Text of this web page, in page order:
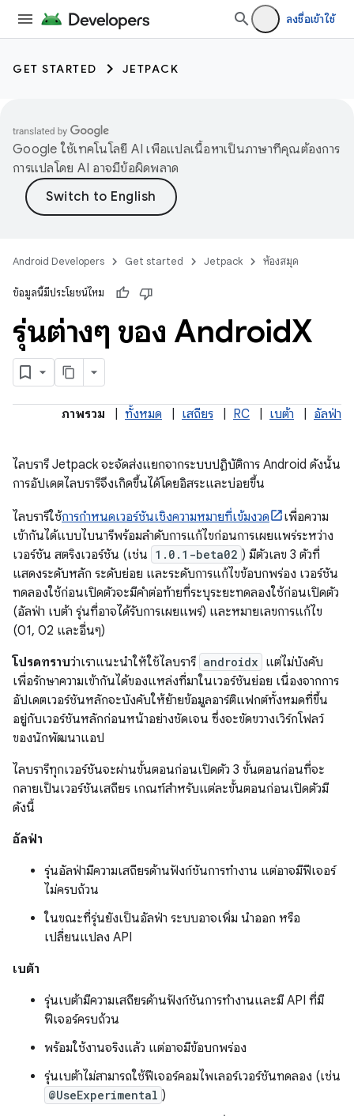
ลงชื่อเข้าใช้
GET STARTED JETPACK
Google ใช้เทคโนโลยี AI เพื่อแปลเนื้อหาเป็นภาษาที่คุณต้องการ
การแปลโดย AI อาจมีข้อผิดพลาด
Android Developers Get started Jetpack ห้องสมุด
ข้อมูลนี้มีประโยชน์ไหม
รุ่นต่างๆ ของ AndroidX
ภาพรวม ทั้งหมด เสถียร RC เบต้า อัลฟ่า
ไลบรารี Jetpack จะจัดส่งแยกจากระบบปฏิบัติการ Android ดังนั้น
การอัปเดตไลบรารีจึงเกิดขึ้นได้โดยอิสระและบ่อยขึ้น
ไลบรารีใช้การกำหนดเวอร์ชันเชิงความหมายที่เข้มงวด
เพื่อความ
เข้ากันได้แบบไบนารีพร้อมลำดับการแก้ไขก่อนการเผยแพร่ระหว่าง
เวอร์ชัน สตริงเวอร์ชัน (เช่น 1.0.1-beta02 ) มีตัวเลข 3 ตัวที่
แสดงระดับหลัก ระดับย่อย และระดับการแก้ไขข้อบกพร่อง เวอร์ชัน
ทดลองใช้ก่อนเปิดตัวจะมีคำต่อท้ายที่ระบุระยะทดลองใช้ก่อนเปิดตัว
(อัลฟ่า เบต้า รุ่นที่อาจได้รับการเผยแพร่) และหมายเลขการแก้ไข
(01, 02 และอื่นๆ)
โปรดทราบว่าเราแนะนำให้ใช้ไลบรารี androidx แต่ไม่บังคับ
เพื่อรักษาความเข้ากันได้ของแหล่งที่มาในเวอร์ชันย่อย เนื่องจากการ
อัปเดตเวอร์ชันหลักจะบังคับให้ย้ายข้อมูลอาร์ติแฟกต์ทั้งหมดที่ขึ้น
อยู่กับเวอร์ชันหลักก่อนหน้าอย่างชัดเจน ซึ่งจะขัดขวางเวิร์กโฟลว์
ของนักพัฒนาแอป
ไลบรารีทุกเวอร์ชันจะผ่านขั้นตอนก่อนเปิดตัว 3 ขั้นตอนก่อนที่จะ
กลายเป็นเวอร์ชันเสถียร เกณฑ์สำหรับแต่ละขั้นตอนก่อนเปิดตัวมี
ดังนี้
อัลฟ่า
รุ่นอัลฟ่ามีความเสถียรด้านฟังก์ชันการทำงาน แต่อาจมีฟีเจอร์
ไม่ครบถ้วน
ในขณะที่รุ่นยังเป็นอัลฟ่า ระบบอาจเพิ่ม นำออก หรือ
เปลี่ยนแปลง API
เบต้า
รุ่นเบต้ามีความเสถียรด้านฟังก์ชันการทำงานและมี API ที่มี
ฟีเจอร์ครบถ้วน
พร้อมใช้งานจริงแล้ว แต่อาจมีข้อบกพร่อง
รุ่นเบต้าไม่สามารถใช้ฟีเจอร์คอมไพเลอร์เวอร์ชันทดลอง (เช่น
@UseExperimental )